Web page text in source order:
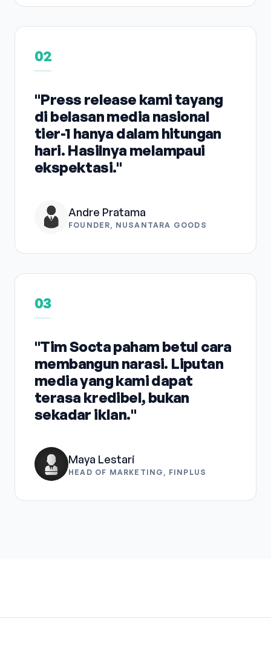
02
"Press release kami tayang
di belasan media nasional
tier-1 hanya dalam hitungan
hari. Hasilnya melampaui
ekspektasi."
Andre Pratama
FOUNDER, NUSANTARA GOODS
03
"Tim Socta paham betul cara
membangun narasi. Liputan
media yang kami dapat
terasa kredibel, bukan
sekadar iklan."
Maya Lestari
HEAD OF MARKETING, FINPLUS